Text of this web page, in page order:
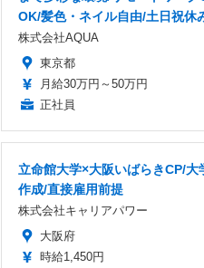
OK/髪色・ネイル自由/土日祝休
株式会社AQUA
東京都
月給30万円～50万円
正社員
立命館大学×大阪いばらきCP/大
作成/直接雇用前提
株式会社キャリアパワー
大阪府
時給1,450円